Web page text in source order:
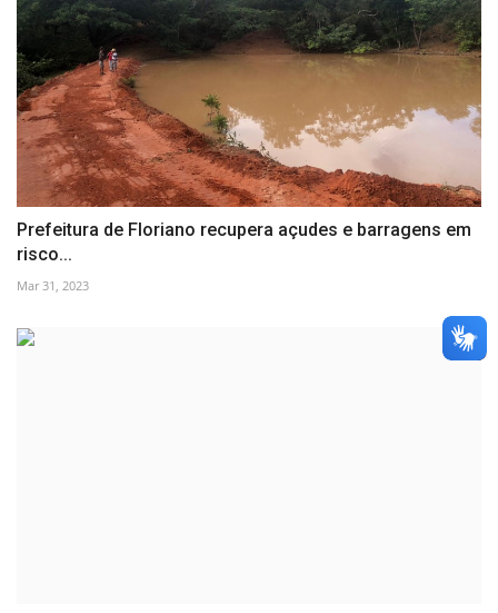
Prefeitura de Floriano recupera açudes e barragens em
risco...
Mar 31, 2023